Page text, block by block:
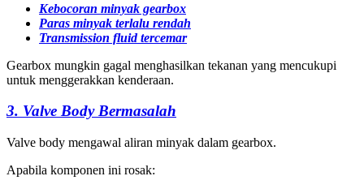
Kebocoran minyak gearbox
Paras minyak terlalu rendah
Transmission fluid tercemar
Gearbox mungkin gagal menghasilkan tekanan yang mencukupi
untuk menggerakkan kenderaan.
3. Valve Body Bermasalah
Valve body mengawal aliran minyak dalam gearbox.
Apabila komponen ini rosak: